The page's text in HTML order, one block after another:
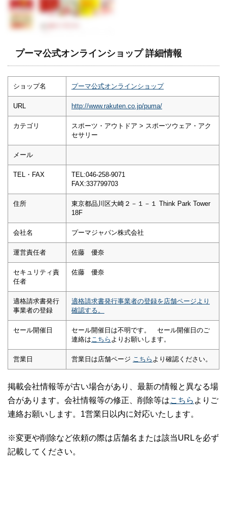
プーマ公式オンラインショップ 詳細情報
ショップ名 プーマ公式オンラインショップ
URL http://www.rakuten.co.jp/puma/
カテゴリ
スポーツ・アウトドア > スポーツウェア・アク
セサリー
メール
TEL・FAX
TEL:046-258-9071
FAX:337799703
住所
東京都品川区大崎２－１－１ Think Park Tower
18F
会社名 プーマジャパン株式会社
運営責任者 佐藤 優奈
セキュリティ責
任者
佐藤 優奈
適格請求書発行
事業者の登録
適格請求書発行事業者の登録を店舗ページより
確認する。
セール開催日
セール開催日は不明です。 セール開催日のご
連絡は こちら よりお願いします。
営業日 営業日は店舗ページ こちら より確認ください。
掲載会社情報等が古い場合があり、最新の情報と異なる場
合があります。会社情報等の修正、削除等はこちら よりご
連絡お願いします。1営業日以内に対応いたします。
※変更や削除など依頼の際は店舗名または該当URLを必ず
記載してください。